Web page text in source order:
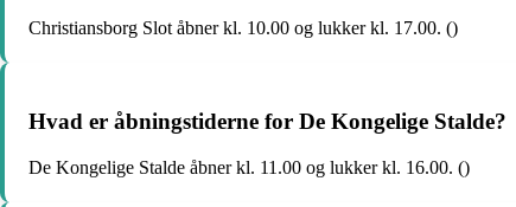
Christiansborg Slot åbner kl. 10.00 og lukker kl. 17.00. ()
Hvad er åbningstiderne for De Kongelige Stalde?
De Kongelige Stalde åbner kl. 11.00 og lukker kl. 16.00. ()